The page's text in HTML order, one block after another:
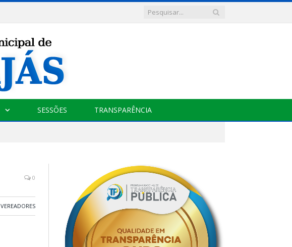
SESSÕES TRANSPARÊNCIA
0
VEREADORES